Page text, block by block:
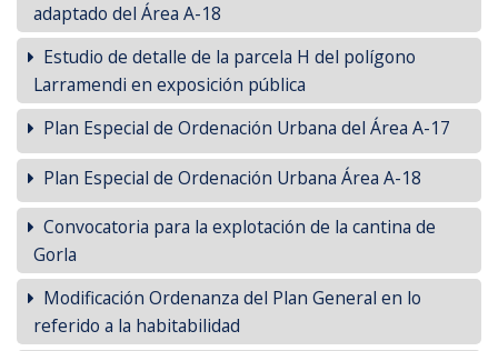
adaptado del Área A-18
Estudio de detalle de la parcela H del polígono
Larramendi en exposición pública
Plan Especial de Ordenación Urbana del Área A-17
Plan Especial de Ordenación Urbana Área A-18
Convocatoria para la explotación de la cantina de
Gorla
Modificación Ordenanza del Plan General en lo
referido a la habitabilidad